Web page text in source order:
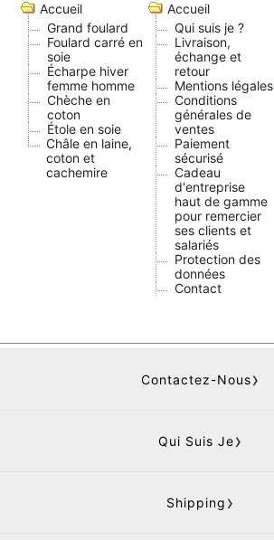
Accueil
Grand foulard
Foulard carré en
soie
Écharpe hiver
femme homme
Chèche en
coton
Étole en soie
Châle en laine,
coton et
cachemire
Accueil
Qui suis je ?
Livraison,
échange et
retour
Mentions légales
Conditions
générales de
ventes
Paiement
sécurisé
Cadeau
d'entreprise
haut de gamme
pour remercier
ses clients et
salariés
Protection des
données
Contact
Contactez-Nous
Qui Suis Je
Shipping